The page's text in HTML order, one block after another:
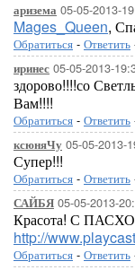
аризема 05-05-2013-
Mages_Queen,
Обратиться - Ответить
иринес 05-05-2013-
здорово!!!!со
Вам!!!!
Обратиться - Ответить
ксюняЧу 05-05-2013-
Супер!!!
Обратиться - Ответить
САЙБЯ 05-05-2013-
Красота! С
http://
Обратиться - Ответить